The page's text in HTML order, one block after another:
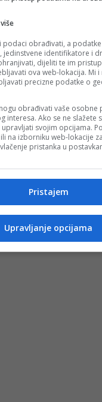
sezone i postigao
prvenstvu nakon
od 2-1 u posljednjoj
Irska postigla dva
mjesto u baražu i
društvenih mreža
podaci obrađivati, a
jedinstvene identifikatore i
dijeliti te im
ova web-lokacija. Mi
precizne podatke o
obrađivati vaše osobne
interesa. Ako se ne slažete
upravljati svojim opcijama.
na izborniku web-lokacije
pristanka u
Pristajem
Upravljanje opcijama